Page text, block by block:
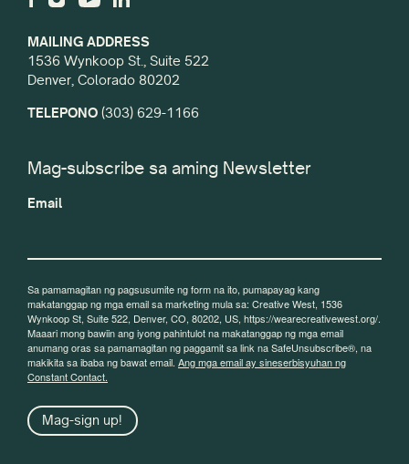
MAILING ADDRESS
1536 Wynkoop St., Suite 522
Denver, Colorado 80202
TELEPONO (303) 629-1166
Mag-subscribe sa aming Newsletter
Email
Sa pamamagitan ng pagsusumite ng form na ito, pumapayag kang
makatanggap ng mga email sa marketing mula sa: Creative West, 1536
Wynkoop St, Suite 522, Denver, CO, 80202, US, https://wearecreativewest.org/.
Maaari mong bawiin ang iyong pahintulot na makatanggap ng mga email
anumang oras sa pamamagitan ng paggamit sa link na SafeUnsubscribe®, na
makikita sa ibaba ng bawat email. Ang mga email ay sineserbisyuhan ng
Constant Contact.
Mag-sign up!